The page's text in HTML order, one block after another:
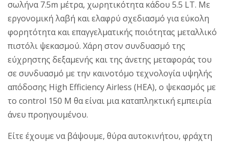
σωλήνα 7.5m μέτρα, χωρητικότητα κάδου 5.5 LT. Με
εργονομική λαβή και ελαφρύ σχεδιασμό για εύκολη
φορητότητα και επαγγελματικής ποιότητας μεταλλικό
πιστόλι ψεκασμού. Χάρη στον συνδυασμό της
εύχρηστης δεξαμενής και της άνετης μεταφοράς του
σε συνδυασμό με την καινοτόμο τεχνολογία υψηλής
απόδοσης High Efficiency Airless (HEA), ο ψεκασμός με
το control 150 Μ θα είναι μια καταπληκτική εμπειρία
άνευ προηγουμένου.
Είτε έχουμε να βάψουμε, θύρα αυτοκινήτου, φράχτη